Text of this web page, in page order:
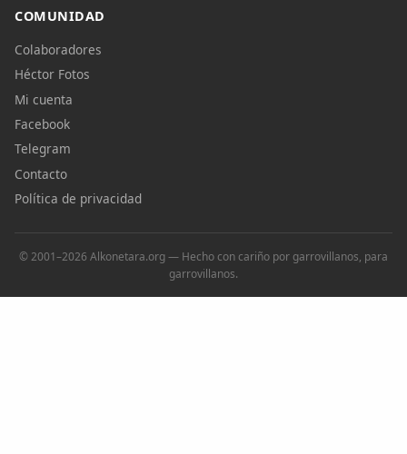
COMUNIDAD
Colaboradores
Héctor Fotos
Mi cuenta
Facebook
Telegram
Contacto
Política de privacidad
© 2001–2026 Alkonetara.org — Hecho con cariño por garrovillanos, para
garrovillanos.